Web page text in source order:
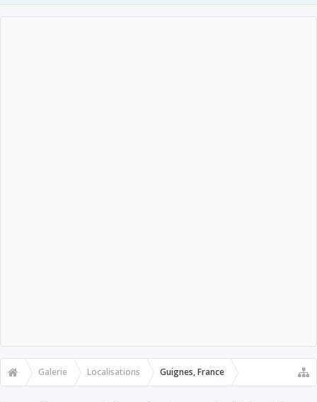
Galerie Localisations Guignes, France